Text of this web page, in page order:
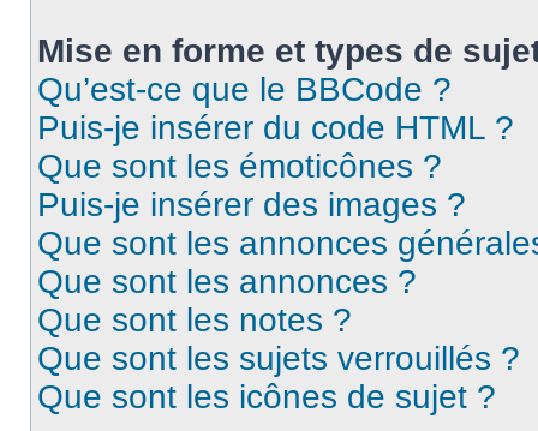
Mise en forme et types de
Qu’est-ce que le BBCode ?
Puis-je insérer du code HTML ?
Que sont les émoticônes ?
Puis-je insérer des images ?
Que sont les annonces
Que sont les annonces ?
Que sont les notes ?
Que sont les sujets verrouillés ?
Que sont les icônes de sujet ?